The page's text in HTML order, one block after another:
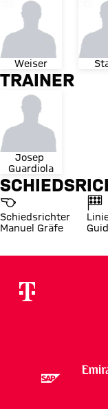
Weiser
TRAINER
Josep
Guardiola
Schiedsrichter
Manuel Gräfe